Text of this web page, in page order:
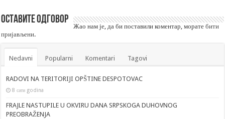
Оставите одговор
Жао нам је, да би поставили коментар, моратебити
пријављени.
Nedavni Popularni Komentari Tagovi
RADOVI NA TERITORIJI OPŠTINE DESPOTOVAC
8 сати godina
FRAJLE NASTUPILE U OKVIRU DANA SRPSKOGA DUHOVNOG
PREOBRAŽENJA